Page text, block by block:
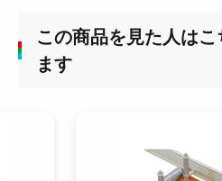
この商品を見た人は
ます